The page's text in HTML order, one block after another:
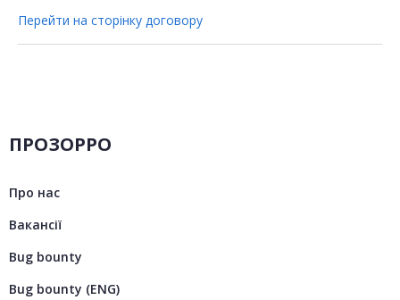
Перейти на сторінку договору
ПРОЗОРРО
Про нас
Вакансії
Bug bounty
Bug bounty (ENG)